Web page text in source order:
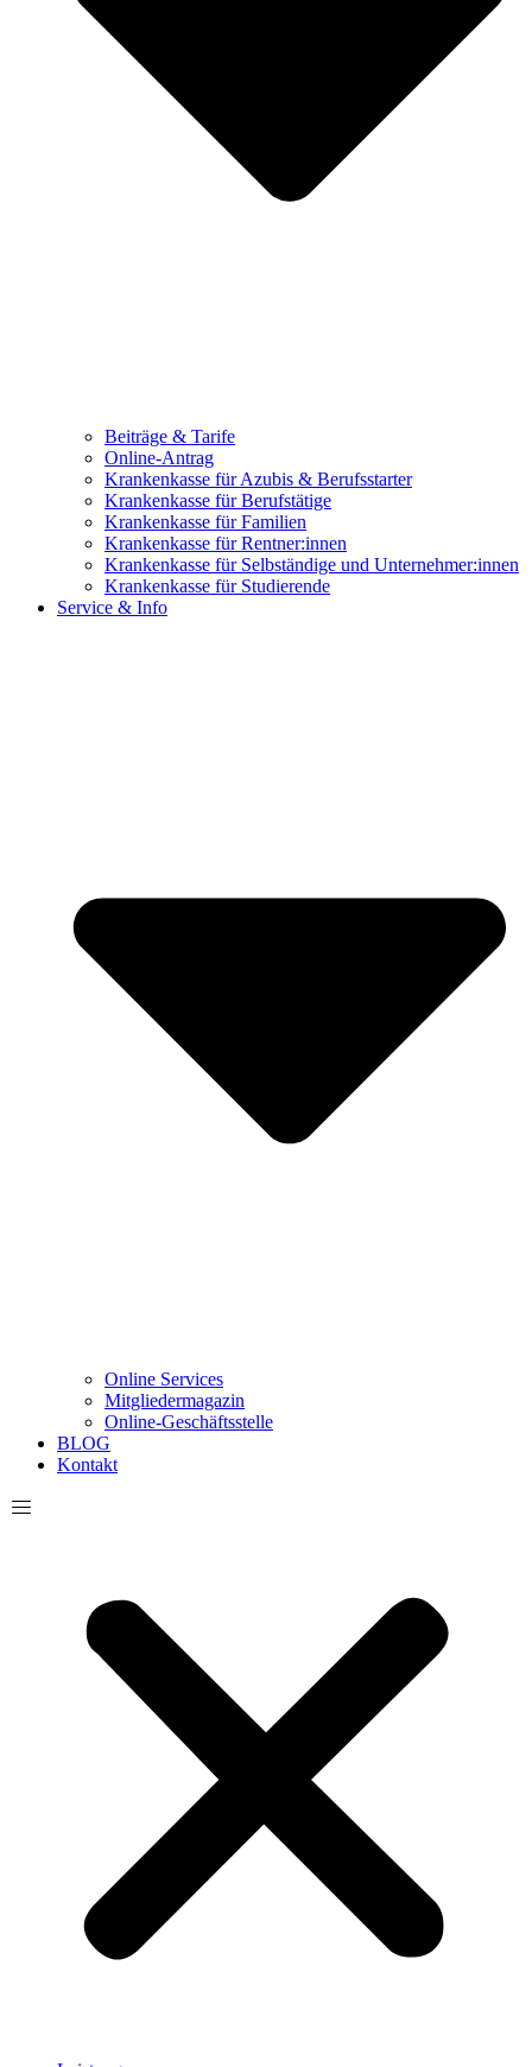
Beiträge & Tarife
Online-Antrag
Krankenkasse für Azubis & Berufsstarter
Krankenkasse für Berufstätige
Krankenkasse für Familien
Krankenkasse für Rentner:innen
Krankenkasse für Selbständige und Unternehmer:innen
Krankenkasse für Studierende
Service & Info
Online Services
Mitgliedermagazin
Online-Geschäftsstelle
BLOG
Kontakt